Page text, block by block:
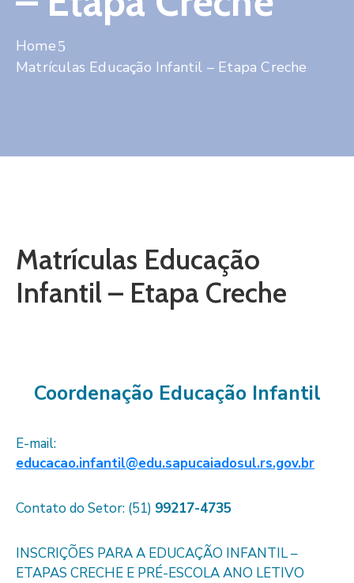
Home
Matrículas Educação Infantil – Etapa Creche
Matrículas Educação
Infantil – Etapa Creche
Coordenação Educação Infantil
E-mail:
educacao.infantil@edu.sapucaiadosul.rs.gov.br
Contato do Setor: (51) 99217-4735
INSCRIÇÕES PARA A EDUCAÇÃO INFANTIL –
ETAPAS CRECHE E PRÉ-ESCOLA ANO LETIVO